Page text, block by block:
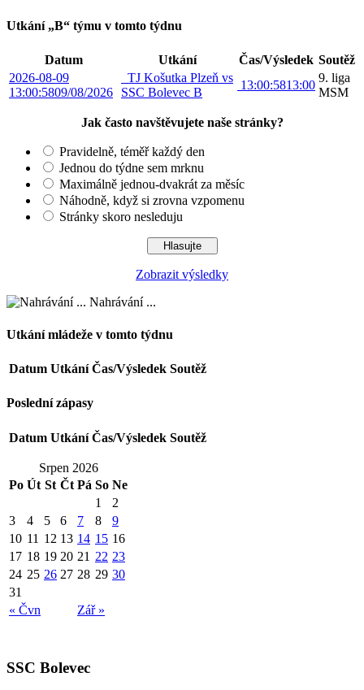
Utkání „B“ týmu v tomto týdnu
Datum Utkání Čas/Výsledek Soutěž
2026-08-09
13:00:5809/08/2026
TJ Košutka Plzeň vs
SSC Bolevec B
13:00:5813:00
9. liga
MSM
Jak často navštěvujete naše stránky?
Pravidelně, téměř každý den
Jednou do týdne sem mrknu
Maximálně jednou-dvakrát za měsíc
Náhodně, když si zrovna vzpomenu
Stránky skoro nesleduju
Zobrazit výsledky
Nahrávání ...
Utkání mládeže v tomto týdnu
Datum Utkání Čas/Výsledek Soutěž
Poslední zápasy
Datum Utkání Čas/Výsledek Soutěž
Srpen 2026
Po Út St Čt Pá So Ne
« Čvn Zář »
1
2
3
4 5 6 7 8
9
10 11 12 13 14 15 16
17 18 19 20 21 22 23
24 25 26 27 28 29 30
31
SSC Bolevec